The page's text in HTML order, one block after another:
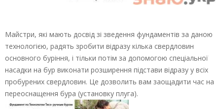
Майстри, які мають досвід зі зведення фундаментів за даною
технологією, радять зробити відразу кілька свердловин
основного буріння, і тільки потім за допомогою спеціальної
насадки на бур виконати розширення підстави відразу у всіх
пробурених свердловин. Це дозволить вам заощадити час на
переоснащення бура (установку плуга).